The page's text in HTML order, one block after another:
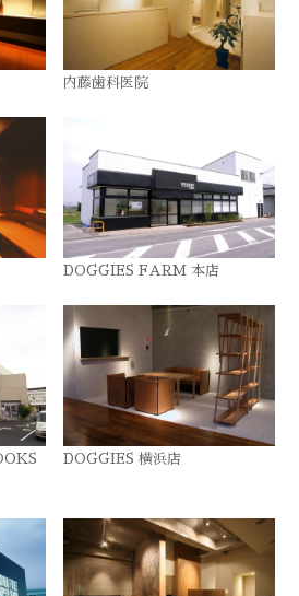
内藤歯科医院
DOGGIES FARM 本店
DOGGIES 横浜店